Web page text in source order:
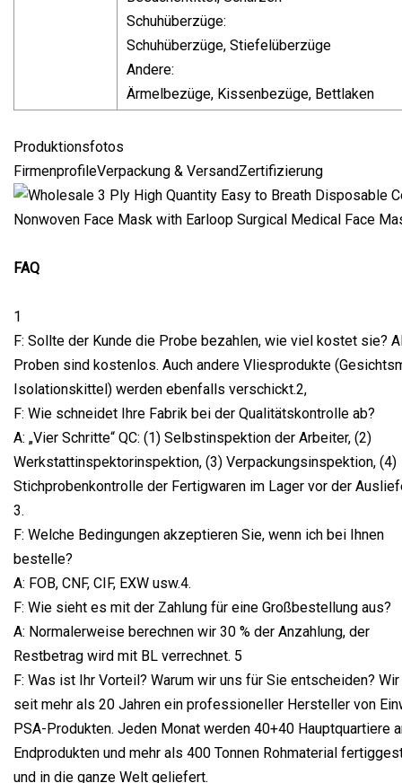
Schuhüberzüge:
Schuhüberzüge, Stiefelüberzüge
Andere:
Ärmelbezüge, Kissenbezüge, Bettlaken
Produktionsfotos
FirmenprofileVerpackung & VersandZertifizierung
FAQ
1
F: Sollte der Kunde die Probe bezahlen, wie viel kostet sie?
Proben sind kostenlos. Auch andere Vliesprodukte
Isolationskittel) werden ebenfalls verschickt.2,
F: Wie schneidet Ihre Fabrik bei der Qualitätskontrolle ab?
A: „Vier Schritte“ QC: (1) Selbstinspektion der Arbeiter, (2)
Werkstattinspektorinspektion, (3) Verpackungsinspektion, (4)
Stichprobenkontrolle der Fertigwaren im Lager vor der
3.
F: Welche Bedingungen akzeptieren Sie, wenn ich bei Ihnen
bestelle?
A: FOB, CNF, CIF, EXW usw.4.
F: Wie sieht es mit der Zahlung für eine Großbestellung aus?
A: Normalerweise berechnen wir 30 % der Anzahlung, der
Restbetrag wird mit BL verrechnet. 5
F: Was ist Ihr Vorteil? Warum wir uns für Sie entscheiden?
seit mehr als 20 Jahren ein professioneller Hersteller von
PSA-Produkten. Jeden Monat werden 40+40 Hauptquartiere
Endprodukten und mehr als 400 Tonnen Rohmaterial
und in die ganze Welt geliefert.